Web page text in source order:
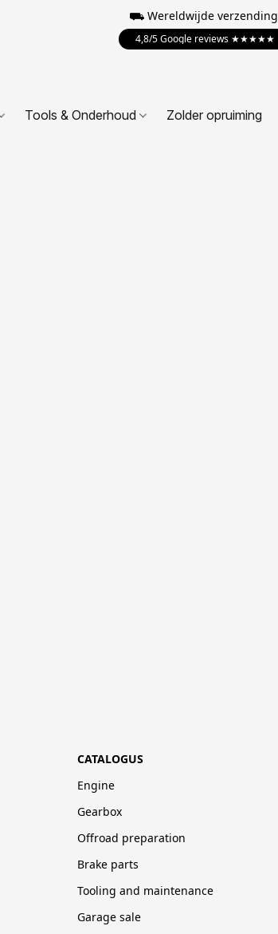
⛟ Wereldwijde verzending
4,8/5 Google reviews ★★★★★
Tools & Onderhoud Zolder opruiming
CATALOGUS
Engine
Gearbox
Offroad preparation
Brake parts
Tooling and maintenance
Garage sale